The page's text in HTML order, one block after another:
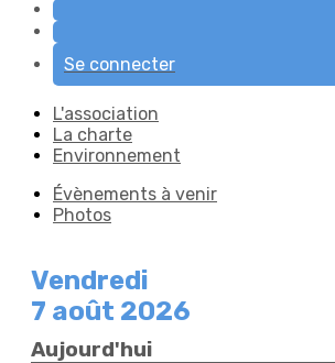
Se connecter
L'association
La charte
Environnement
Évènements à venir
Photos
Vendredi
7 août 2026
Aujourd'hui